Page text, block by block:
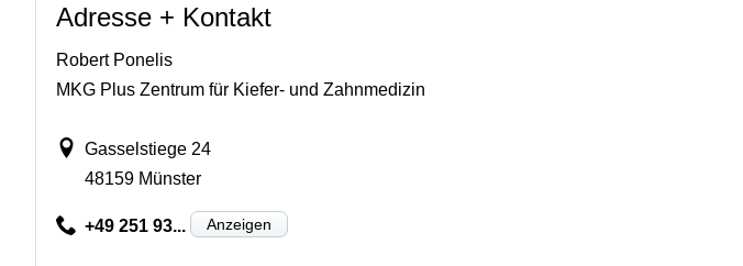
Adresse + Kontakt
Robert Ponelis
MKG Plus Zentrum für Kiefer- und Zahnmedizin
Gasselstiege 24
48159 Münster
+49 251 93... Anzeigen